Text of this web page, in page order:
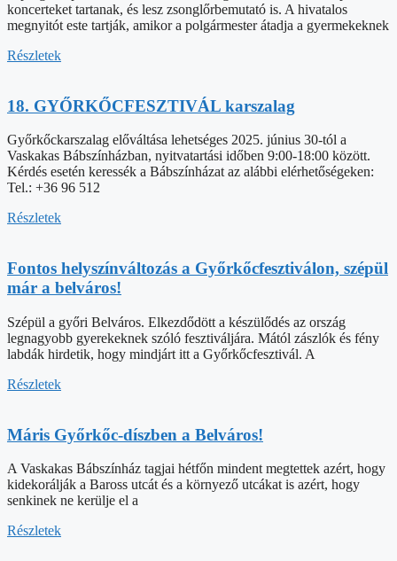
koncerteket tartanak, és lesz zsonglőrbemutató is. A hivatalos
megnyitót este tartják, amikor a polgármester átadja a gyermekeknek
Részletek
18. GYŐRKŐCFESZTIVÁL karszalag
Győrkőckarszalag előváltása lehetséges 2025. június 30-tól a
Vaskakas Bábszínházban, nyitvatartási időben 9:00-18:00 között.
Kérdés esetén keressék a Bábszínházat az alábbi elérhetőségeken:
Tel.: +36 96 512
Részletek
Fontos helyszínváltozás a Győrkőcfesztiválon, szépül
már a belváros!
Szépül a győri Belváros. Elkezdődött a készülődés az ország
legnagyobb gyerekeknek szóló fesztiváljára. Mától zászlók és fény
labdák hirdetik, hogy mindjárt itt a Győrkőcfesztivál. A
Részletek
Máris Győrkőc-díszben a Belváros!
A Vaskakas Bábszínház tagjai hétfőn mindent megtettek azért, hogy
kidekorálják a Baross utcát és a környező utcákat is azért, hogy
senkinek ne kerülje el a
Részletek